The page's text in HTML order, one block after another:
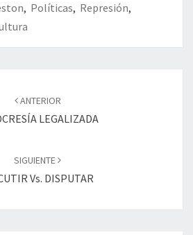
, Políticas, Represión,
ANTERIOR
LEGALIZADA
SIGUIENTE
Vs. DISPUTAR